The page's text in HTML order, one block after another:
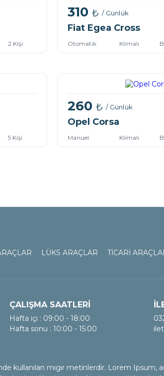
2 Kişi
310 ₺ / Günlük
Fiat Egea Cross
Otomatik Klimalı
5 Kişi
260 ₺ / Günlük
Opel Corsa
Manuel Klimalı
LÜKS ARAÇLAR TİCARİ
ÇALIŞMA SAATLERİ
Hafta içi : 09:00 - 18:00
Hafta sonu : 10:00 - 15:00
kullanılan mıgır metinlerdir. Lorem